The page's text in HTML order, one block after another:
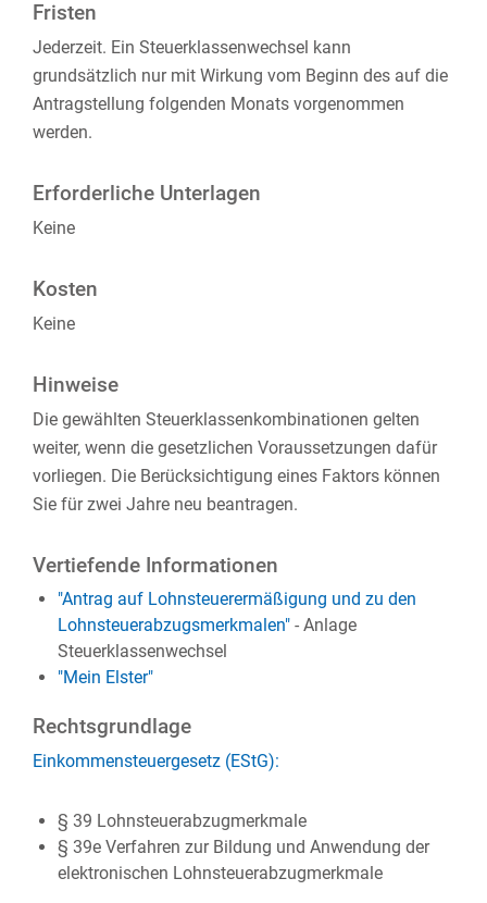
Fristen
Jederzeit. Ein Steuerklassenwechsel kann
grundsätzlich nur mit Wirkung vom Beginn des auf die
Antragstellung folgenden Monats vorgenommen
werden.
Erforderliche Unterlagen
Keine
Kosten
Keine
Hinweise
Die gewählten Steuerklassenkombinationen gelten
weiter, wenn die gesetzlichen Voraussetzungen dafür
vorliegen. Die Berücksichtigung eines Faktors können
Sie für zwei Jahre neu beantragen.
Vertiefende Informationen
"Antrag auf Lohnsteuerermäßigung und zu den
Lohnsteuerabzugsmerkmalen" - Anlage
Steuerklassenwechsel
"Mein Elster"
Rechtsgrundlage
Einkommensteuergesetz (EStG):
§ 39 Lohnsteuerabzugmerkmale
§ 39e Verfahren zur Bildung und Anwendung der
elektronischen Lohnsteuerabzugmerkmale